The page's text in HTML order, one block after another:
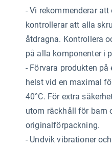
- Vi rekommenderar
kontrollerar att alla
åtdragna. Kontrollera
på alla komponenter i
- Förvara produkten
helst vid en maximal
40°C. För extra
utom räckhåll för barn
originalförpackning.
- Undvik vibrationer